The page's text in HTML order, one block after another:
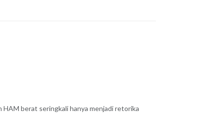
berat seringkali hanya menjadi retorika